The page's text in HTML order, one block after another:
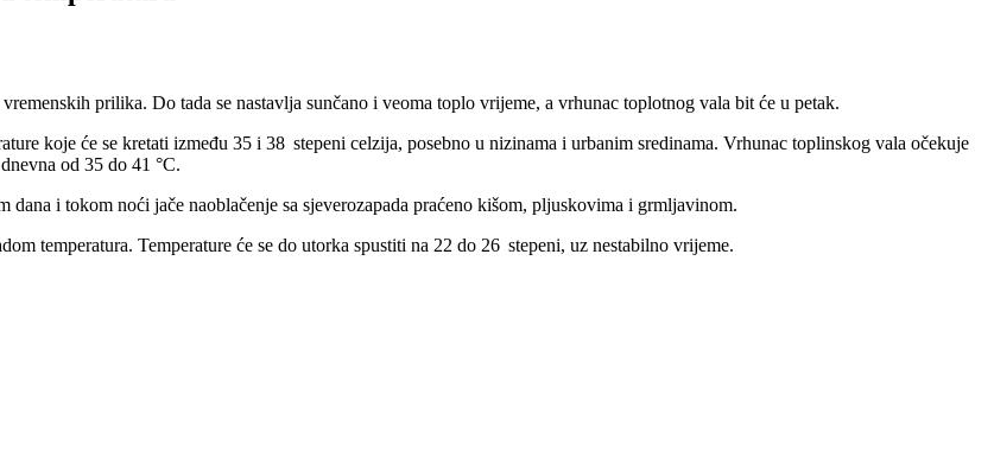
prilika. Do tada se nastavlja sunčano i veoma toplo vrijeme, a vrhunac toplotnog vala bit će u petak.
koje će se kretati između 35 i 38 stepeni celzija, posebno u nizinama i urbanim sredinama. Vrhunac toplinskog vala očekuje
od 35 do 41 °C.
i tokom noći jače naoblačenje sa sjeverozapada praćeno kišom, pljuskovima i grmljavinom.
temperatura. Temperature će se do utorka spustiti na 22 do 26 stepeni, uz nestabilno vrijeme.